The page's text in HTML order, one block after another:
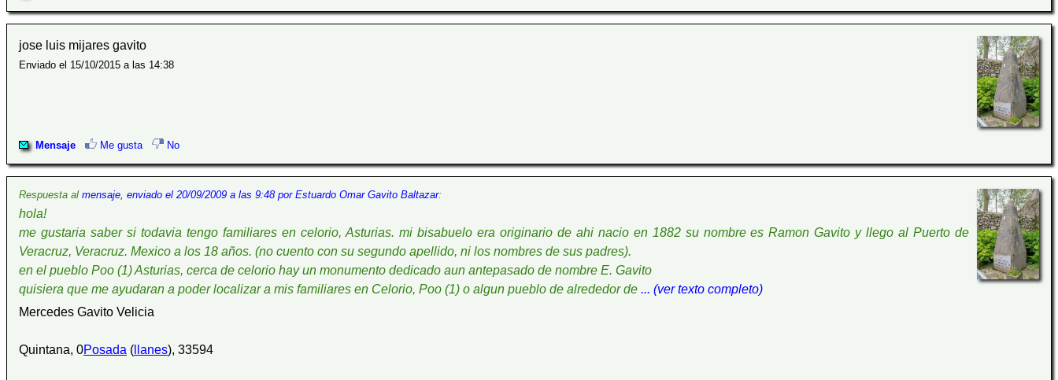
jose luis mijares gavito
Enviado el 15/10/2015 a las 14:38
Mensaje Me gusta No
Respuesta al mensaje, enviado el 20/09/2009 a las 9:48 por Estuardo Omar Gavito Baltazar:
hola!
me gustaria saber si todavia tengo familiares en celorio, Asturias. mi bisabuelo era originario de ahi nacio en 1882 su nombre es Ramon Gavito y llego al Puerto de
Veracruz, Veracruz. Mexico a los 18 años. (no cuento con su segundo apellido, ni los nombres de sus padres).
en el pueblo Poo (1) Asturias, cerca de celorio hay un monumento dedicado aun antepasado de nombre E. Gavito
quisiera que me ayudaran a poder localizar a mis familiares en Celorio, Poo (1) o algun pueblo de alrededor de ... (ver texto completo)
Mercedes Gavito Velicia
Quintana, 0Posada ( llanes), 33594